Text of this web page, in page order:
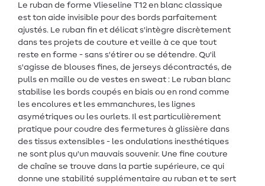
Le ruban de forme Vlieseline T12 en blanc classique
est ton aide invisible pour des bords parfaitement
ajustés. Le ruban fin et délicat s'intègre discrètement
dans tes projets de couture et veille à ce que tout
reste en forme - sans s'étirer ou se détendre. Qu'il
s'agisse de blouses fines, de jerseys décontractés, de
pulls en maille ou de vestes en sweat : Le ruban blanc
stabilise les bords coupés en biais ou en rond comme
les encolures et les emmanchures, les lignes
asymétriques ou les ourlets. Il est particulièrement
pratique pour coudre des fermetures à glissière dans
des tissus extensibles - les ondulations inesthétiques
ne sont plus qu'un mauvais souvenir. Une fine couture
de chaîne se trouve dans la partie supérieure, ce qui
donne une stabilité supplémentaire au ruban et te sert